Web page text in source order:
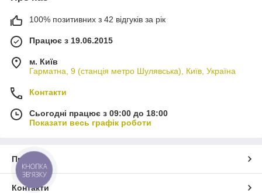
100% позитивних з 42 відгуків за рік
Працює з 19.06.2015
м. Київ
Гарматна, 9 (станція метро Шулявська), Київ, Україна
Контакти
Сьогодні працює з 09:00 до 18:00
Показати весь графік роботи
Про нас
Контакти
КНОПКА
ЗВ'ЯЗКУ